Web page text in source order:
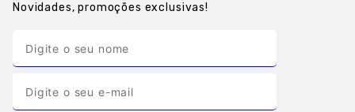
Novidades, promoções exclusivas!